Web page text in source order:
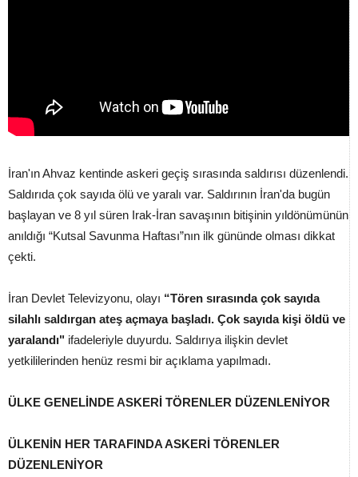
İran'ın Ahvaz kentinde askeri geçiş sırasında saldırısı düzenlendi.
Saldırıda çok sayıda ölü ve yaralı var. Saldırının İran'da bugün
başlayan ve 8 yıl süren Irak-İran savaşının bitişinin yıldönümünün
anıldığı “Kutsal Savunma Haftası”nın ilk gününde olması dikkat
çekti.
İran Devlet Televizyonu, olayı “Tören sırasında çok sayıda
silahlı saldırgan ateş açmaya başladı. Çok sayıda kişi öldü ve
yaralandı" ifadeleriyle duyurdu. Saldırıya ilişkin devlet
yetkililerinden henüz resmi bir açıklama yapılmadı.
ÜLKE GENELİNDE ASKERİ TÖRENLER DÜZENLENİYOR
ÜLKENİN HER TARAFINDA ASKERİ TÖRENLER
DÜZENLENİYOR